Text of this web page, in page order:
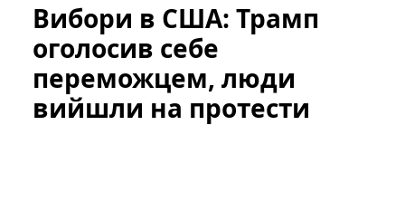
Вибори в США: Трамп
оголосив себе
переможцем, люди
вийшли на протести